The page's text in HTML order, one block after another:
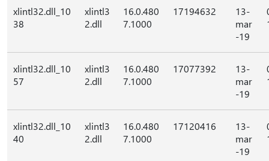
xlintl32.dll_10
38
xlintl3
2.dll
16.0.480
7.1000
17194632
13-
mar
-19
xlintl32.dll_10
57
xlintl3
2.dll
16.0.480
7.1000
17077392
13-
mar
-19
xlintl32.dll_10
40
xlintl3
2.dll
16.0.480
7.1000
17120416
13-
mar
-19